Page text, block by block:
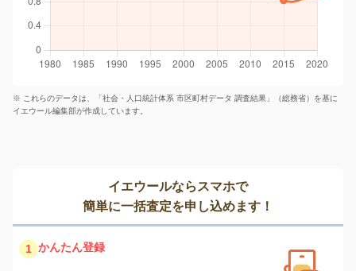
※ これらのデータは、「社会・人口統計体系 市区町村データ 調査結果」（総務省）を基に
イエウール編集部が作成しています。
イエウールならスマホで
簡単に一括査定を申し込めます！
1 かんたん登録